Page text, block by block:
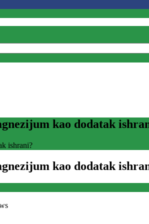
kao dodatak
ishrani?
kao dodatak